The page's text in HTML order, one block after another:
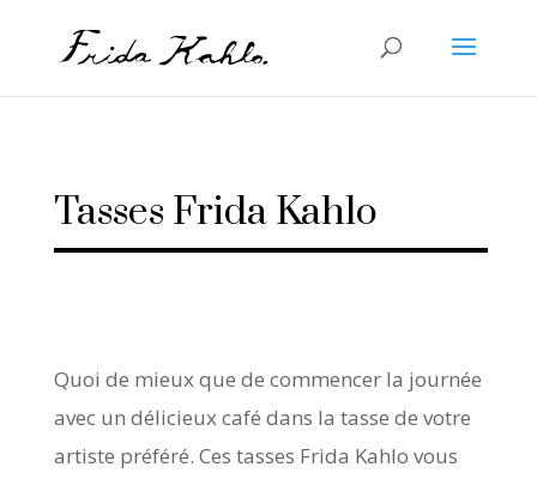
Tasses Frida Kahlo
Quoi de mieux que de commencer la journée
avec un délicieux café dans la tasse de votre
artiste préféré. Ces tasses Frida Kahlo vous